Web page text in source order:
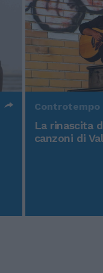
Controtempo
La rinascita
canzoni di